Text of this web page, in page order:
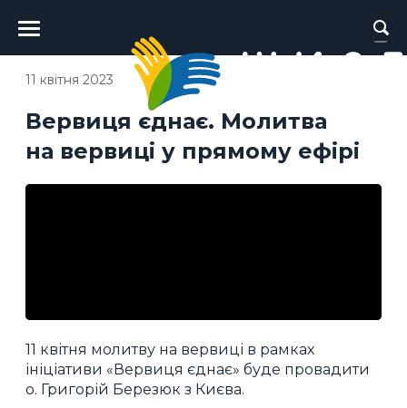
Головне
меню
Вервиця єднає. Молитва
на вервиці у прямому ефірі
11 квітня 2023
11 квітня молитву на вервиці в рамках
ініціативи «Вервиця єднає» буде провадити
о. Григорій Березюк з Києва.